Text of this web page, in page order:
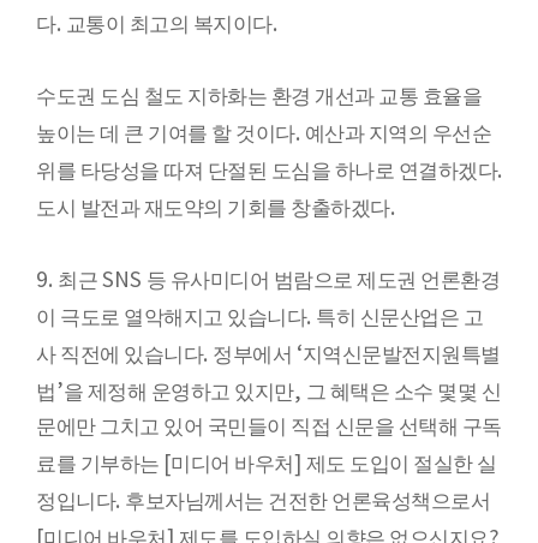
다. 교통이 최고의 복지이다.
수도권 도심 철도 지하화는 환경 개선과 교통 효율을
높이는 데 큰 기여를 할 것이다. 예산과 지역의 우선순
위를 타당성을 따져 단절된 도심을 하나로 연결하겠다.
도시 발전과 재도약의 기회를 창출하겠다.
9. 최근 SNS 등 유사미디어 범람으로 제도권 언론환경
이 극도로 열악해지고 있습니다. 특히 신문산업은 고
사 직전에 있습니다. 정부에서 ‘지역신문발전지원특별
법’을 제정해 운영하고 있지만, 그 혜택은 소수 몇몇 신
문에만 그치고 있어 국민들이 직접 신문을 선택해 구독
료를 기부하는 [미디어 바우처] 제도 도입이 절실한 실
정입니다. 후보자님께서는 건전한 언론육성책으로서
[ ] ?